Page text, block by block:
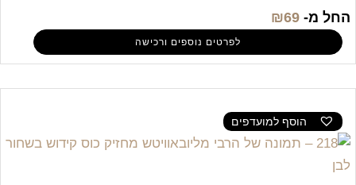
החל מ- ₪69
לפרטים נוספים ורכישה
הוסף למועדפים